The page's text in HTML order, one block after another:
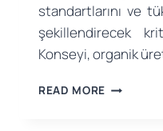
standartlarını ve
şekillendirecek
Konseyi, organik
READ MORE AB